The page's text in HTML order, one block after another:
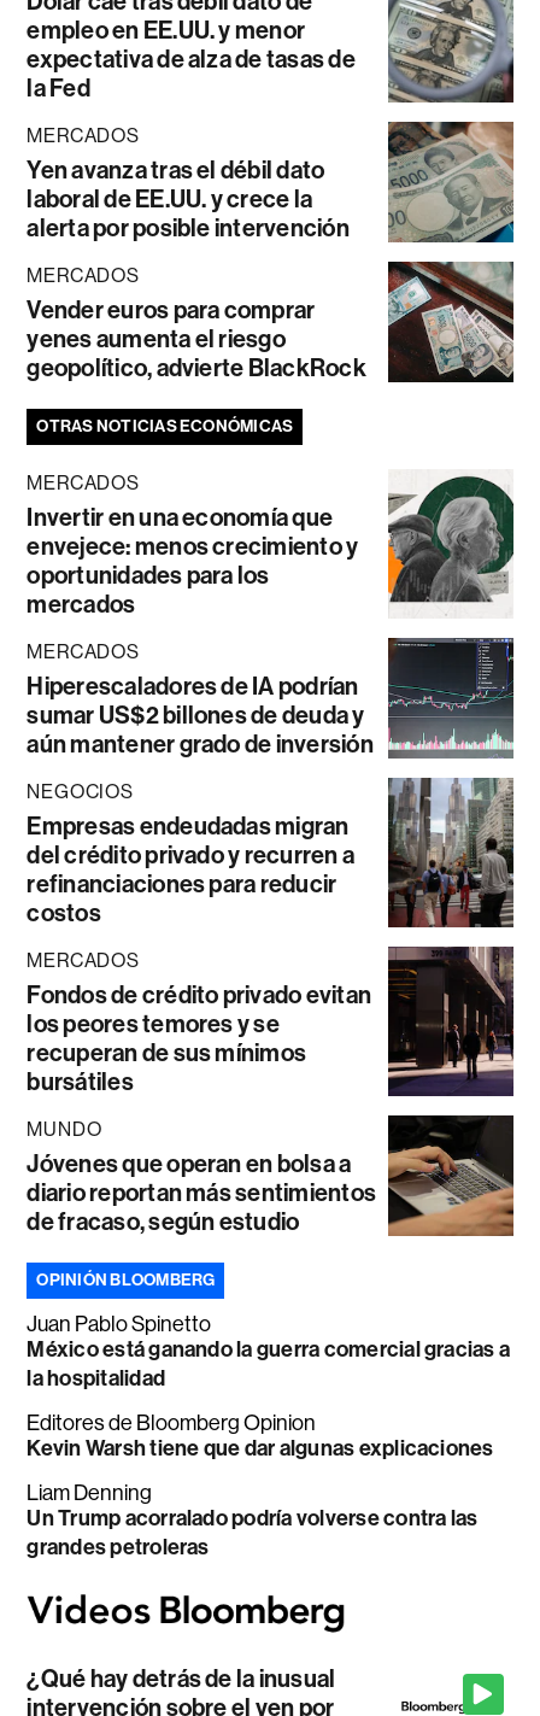
empleo en EE.UU. y menor
expectativa de alza de tasas de
la Fed
MERCADOS
Yen avanza tras el débil dato
laboral de EE.UU. y crece la
alerta por posible intervención
MERCADOS
Vender euros para comprar
yenes aumenta el riesgo
geopolítico, advierte BlackRock
OTRAS NOTICIAS ECONÓMICAS
MERCADOS
Invertir en una economía que
envejece: menos crecimiento y
oportunidades para los
mercados
MERCADOS
Hiperescaladores de IA podrían
sumar US$2 billones de deuda y
aún mantener grado de inversión
NEGOCIOS
Empresas endeudadas migran
del crédito privado y recurren a
refinanciaciones para reducir
costos
MERCADOS
Fondos de crédito privado evitan
los peores temores y se
recuperan de sus mínimos
bursátiles
MUNDO
Jóvenes que operan en bolsa a
diario reportan más sentimientos
de fracaso, según estudio
OPINIÓN BLOOMBERG
Juan Pablo Spinetto
México está ganando la guerra comercial gracias a
la hospitalidad
Editores de Bloomberg Opinion
Kevin Warsh tiene que dar algunas explicaciones
Liam Denning
Un Trump acorralado podría volverse contra las
grandes petroleras
¿Qué hay detrás de la inusual
intervención sobre el yen por